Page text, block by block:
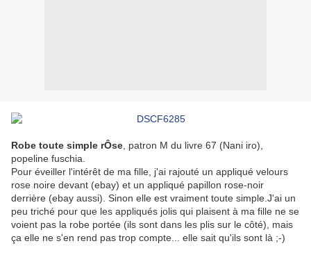
Robe toute simple rÔse , patron M du livre 67 (Nani iro),
popeline fuschia.
Pour éveiller l'intérêt de ma fille, j'ai rajouté un appliqué velours
rose noire devant (ebay) et un appliqué papillon rose-noir
derrière (ebay aussi). Sinon elle est vraiment toute simple.J'ai un
peu triché pour que les appliqués jolis qui plaisent à ma fille ne se
voient pas la robe portée (ils sont dans les plis sur le côté), mais
ça elle ne s'en rend pas trop compte... elle sait qu'ils sont là ;-)